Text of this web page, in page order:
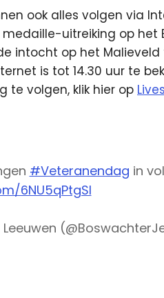
ook alles volgen via
uitreiking op
intocht op het
is tot 14.30 uur te
te volgen, klik hier op
#Veteranendag in
6NU5qPtgSI